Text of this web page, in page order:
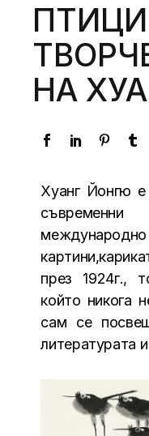
НА
Хуанг Йонгю е
съвременни
през 1924г.,
който никога
сам се
литературата